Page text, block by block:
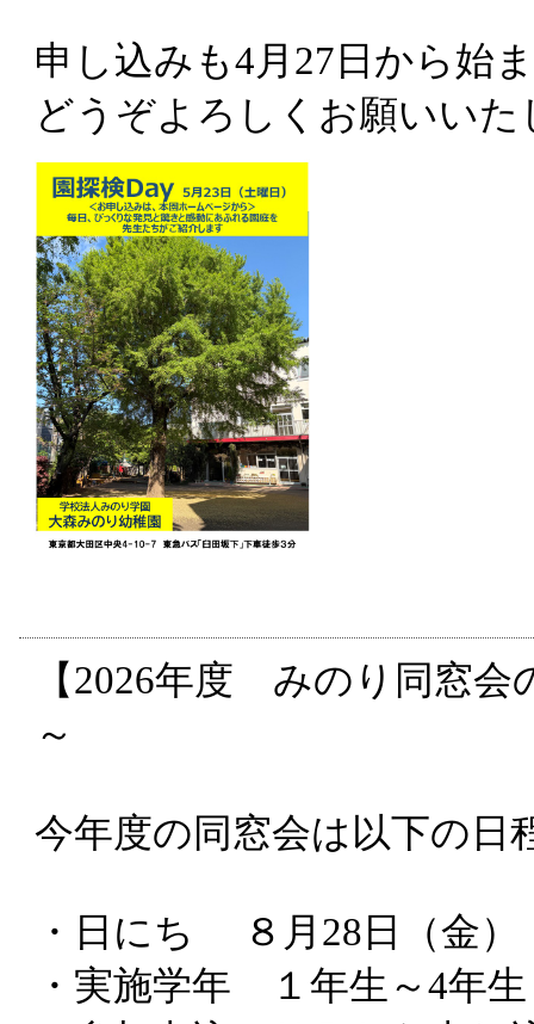
申し込みも4月27日から始
どうぞよろしくお願いいた
【2026年度 みのり同窓会
～
今年度の同窓会は以下の日
・日にち ８月28日（金）
・実施学年 １年生～4年生